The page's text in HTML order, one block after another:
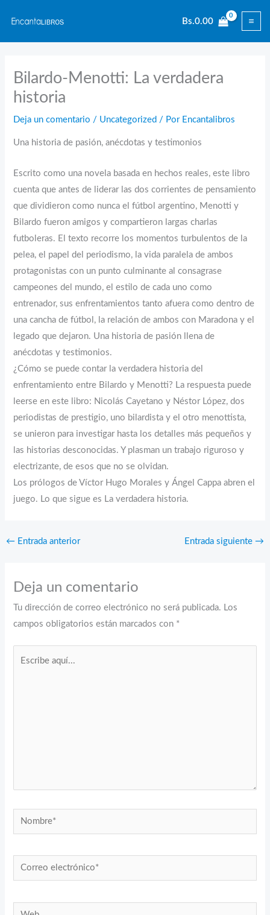
contenido
Bs.0.00
Bilardo-Menotti: La verdadera
historia
Deja un comentario / Uncategorized / Por Encantalibros
Una historia de pasión, anécdotas y testimonios
Escrito como una novela basada en hechos reales, este libro
cuenta que antes de liderar las dos corrientes de pensamiento
que dividieron como nunca el fútbol argentino, Menotti y
Bilardo fueron amigos y compartieron largas charlas
futboleras. El texto recorre los momentos turbulentos de la
pelea, el papel del periodismo, la vida paralela de ambos
protagonistas con un punto culminante al consagrase
campeones del mundo, el estilo de cada uno como
entrenador, sus enfrentamientos tanto afuera como dentro de
una cancha de fútbol, la relación de ambos con Maradona y el
legado que dejaron. Una historia de pasión llena de
anécdotas y testimonios.
¿Cómo se puede contar la verdadera historia del
enfrentamiento entre Bilardo y Menotti? La respuesta puede
leerse en este libro: Nicolás Cayetano y Néstor López, dos
periodistas de prestigio, uno bilardista y el otro menottista,
se unieron para investigar hasta los detalles más pequeños y
las historias desconocidas. Y plasman un trabajo riguroso y
electrizante, de esos que no se olvidan.
Los prólogos de Víctor Hugo Morales y Ángel Cappa abren el
juego. Lo que sigue es La verdadera historia.
← Entrada anterior Entrada siguiente →
Deja un comentario
Tu dirección de correo electrónico no será publicada. Los
campos obligatorios están marcados con *
Nombre*
Correo
electrónico*
Web